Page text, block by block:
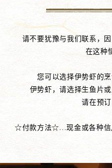
请不要犹豫与我们联系，
在这种
您可以选择伊势虾的
伊势虾，请选择生鱼片
请在预
☆付款方法☆...现金或各种信